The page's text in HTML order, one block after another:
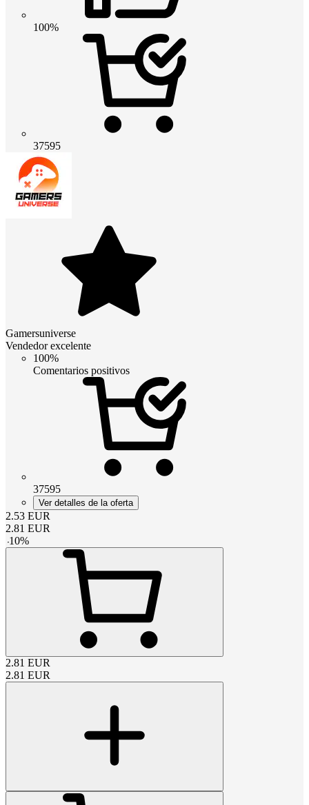
100%
37595
Gamersuniverse
Vendedor excelente
100%
Comentarios positivos
37595
Ver detalles de la oferta
2.53 EUR
2.81 EUR
-10%
2.81 EUR
2.81 EUR